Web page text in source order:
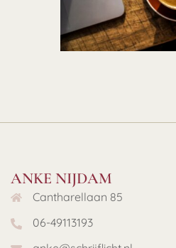
ANKE NIJDAM
Cantharellaan 85
06-49113193